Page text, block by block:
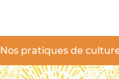
Nos pratiques de